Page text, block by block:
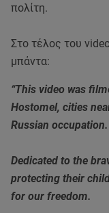
πολίτη.
Στο τέλος του
μπάντα:
“This video was
Hostomel, cities
Russian occupation.
Dedicated to the
protecting their
for our freedom.